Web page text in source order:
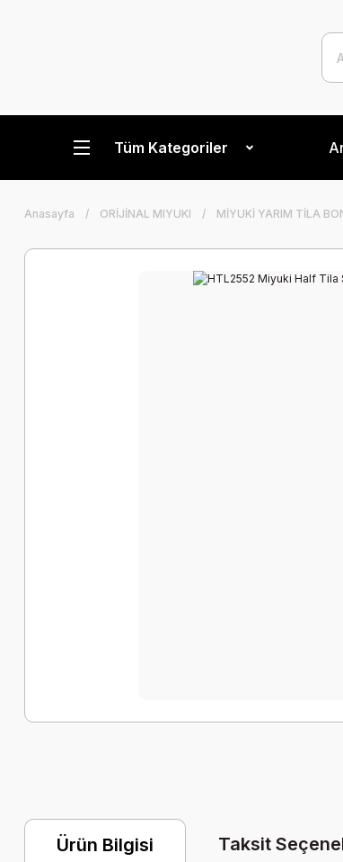
Tüm Kategoriler
Anasayfa ORİJİNAL MIYUKI MİYUKİ YARIM TİLA
Ürün Bilgisi Taksit